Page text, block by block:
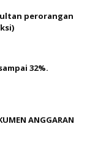
perorangan
32%.
ANGGARAN